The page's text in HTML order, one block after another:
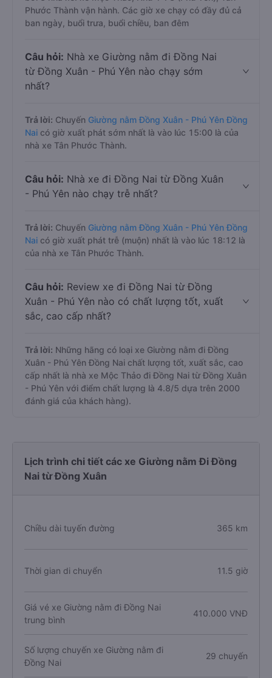
Phước Thành vận hành. Các giờ xe chạy có đầy đủ cả
ban ngày, buổi trưa, buổi chiều, ban đêm
Câu hỏi: Nhà xe Giường nằm đi Đồng Nai
từ Đồng Xuân - Phú Yên nào chạy sớm
nhất?
Trả lời: Chuyến Giường nằm Đồng Xuân - Phú Yên Đồng
Nai có giờ xuất phát sớm nhất là vào lúc 15:00 là của
nhà xe Tân Phước Thành.
Câu hỏi: Nhà xe đi Đồng Nai từ Đồng Xuân
- Phú Yên nào chạy trễ nhất?
Trả lời: Chuyến Giường nằm Đồng Xuân - Phú Yên Đồng
Nai có giờ xuất phát trễ (muộn) nhất là vào lúc 18:12 là
của nhà xe Tân Phước Thành.
Câu hỏi: Review xe đi Đồng Nai từ Đồng
Xuân - Phú Yên nào có chất lượng tốt, xuất
sắc, cao cấp nhất?
Trả lời: Những hãng có loại xe Giường nằm đi Đồng
Xuân - Phú Yên Đồng Nai chất lượng tốt, xuất sắc, cao
cấp nhất là nhà xe Mộc Thảo đi Đồng Nai từ Đồng Xuân
- Phú Yên với điểm chất lượng là 4.8/5 dựa trên 2000
đánh giá của khách hàng).
Lịch trình chi tiết các xe Giường nằm Đi Đồng
Nai từ Đồng Xuân
Chiều dài tuyến đường 365 km
Thời gian di chuyển 11.5 giờ
Giá vé xe Giường nằm đi Đồng Nai
trung bình
410.000 VNĐ
Số lượng chuyến xe Giường nằm đi
Đồng Nai
29 chuyến